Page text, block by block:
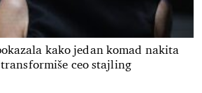
kako jedan komad nakita
ceo stajling